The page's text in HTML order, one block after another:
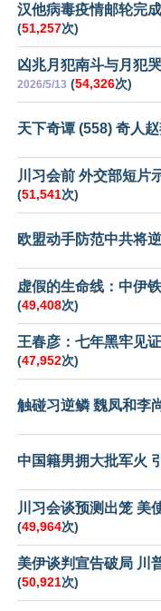
汉他病毒疫情邮轮完
(51,257次)
凶兆月犯南斗与月犯
2026/5/13 (54,326次)
天下奇谭 (558) 奇人
川习会前 外交部短片
(51,541次)
欧盟动手防范中共将
虚假的生命线：中伊
(49,408次)
王春彦：七年黑牢见
(47,952次)
触碰习逆鳞 魏凤和李
中国籍男拥大批军火
川习会谈预测出笼 美
(49,964次)
美伊谈判宣告破局 川
(50,921次)